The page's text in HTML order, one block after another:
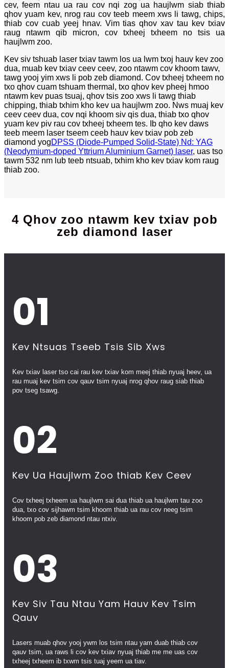
cev, feem ntau ua rau cov nqi zog ua haujlwm siab thiab
qhov yuam kev, nrog rau cov teeb meem xws li tawg, chips,
thiab cov cuab yeej hnav. Vim tias qhov xav tau kev txiav
raug ntawm qib micron, cov txheej txheem no tsis ua
haujlwm zoo.
Kev siv tshuab laser txiav tawm los ua lwm txoj hauv kev zoo
dua, muab kev txiav ceev ceev, zoo ntawm cov khoom tawv,
tawg yooj yim xws li pob zeb diamond. Cov txheej txheem no
txo ​​qhov cuam tshuam thermal, txo qhov kev pheej hmoo
ntawm kev puas tsuaj, qhov tsis zoo xws li tawg thiab
chipping, thiab txhim kho kev ua haujlwm zoo. Nws muaj kev
ceev ceev dua, cov nqi khoom siv qis dua, thiab txo qhov
yuam kev piv rau cov txheej txheem tes. Ib qho kev daws
teeb meem laser tseem ceeb hauv kev txiav pob zeb
diamond yogDPSS (Diode-Pumped Solid-State) Nd: YAG
(Neodymium-doped Yttrium Aluminium Garnet) laser, uas tso
tawm 532 nm lub teeb ntsuab, txhim kho kev txiav kom raug
thiab zoo.
4 Qhov zoo ntawm kev txiav pob
zeb diamond laser
01
Kev Ntsuas Tseeb Tsis Sib Xws
Kev txiav laser tso cai rau kev txiav kom meej thiab nyuaj heev, ua
rau muaj kev tsim cov qauv tsim nyuaj nrog qhov raug siab thiab
pov tseg tsawg.
02
Kev Ua Haujlwm Zoo thiab Kev Ceev
Cov txheej txheem ua haujlwm sai dua thiab ua haujlwm tau zoo
dua, txo cov sijhawm tsim khoom thiab ua rau cov neeg tsim
khoom pob zeb diamond ntau ntxiv.
03
Kev Siv Tau Ntau Yam Hauv Kev Tsim
Qauv
Lasers muab qhov yooj ywm los tsim ntau yam duab thiab cov
qauv tsim, ua raws li cov kev txiav nyuaj thiab me me uas cov
txheej txheem ib txwm tsis tuaj yeem ua tiav.